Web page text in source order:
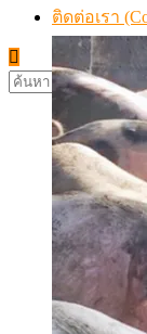
ติดต่อเรา
ค้นหา